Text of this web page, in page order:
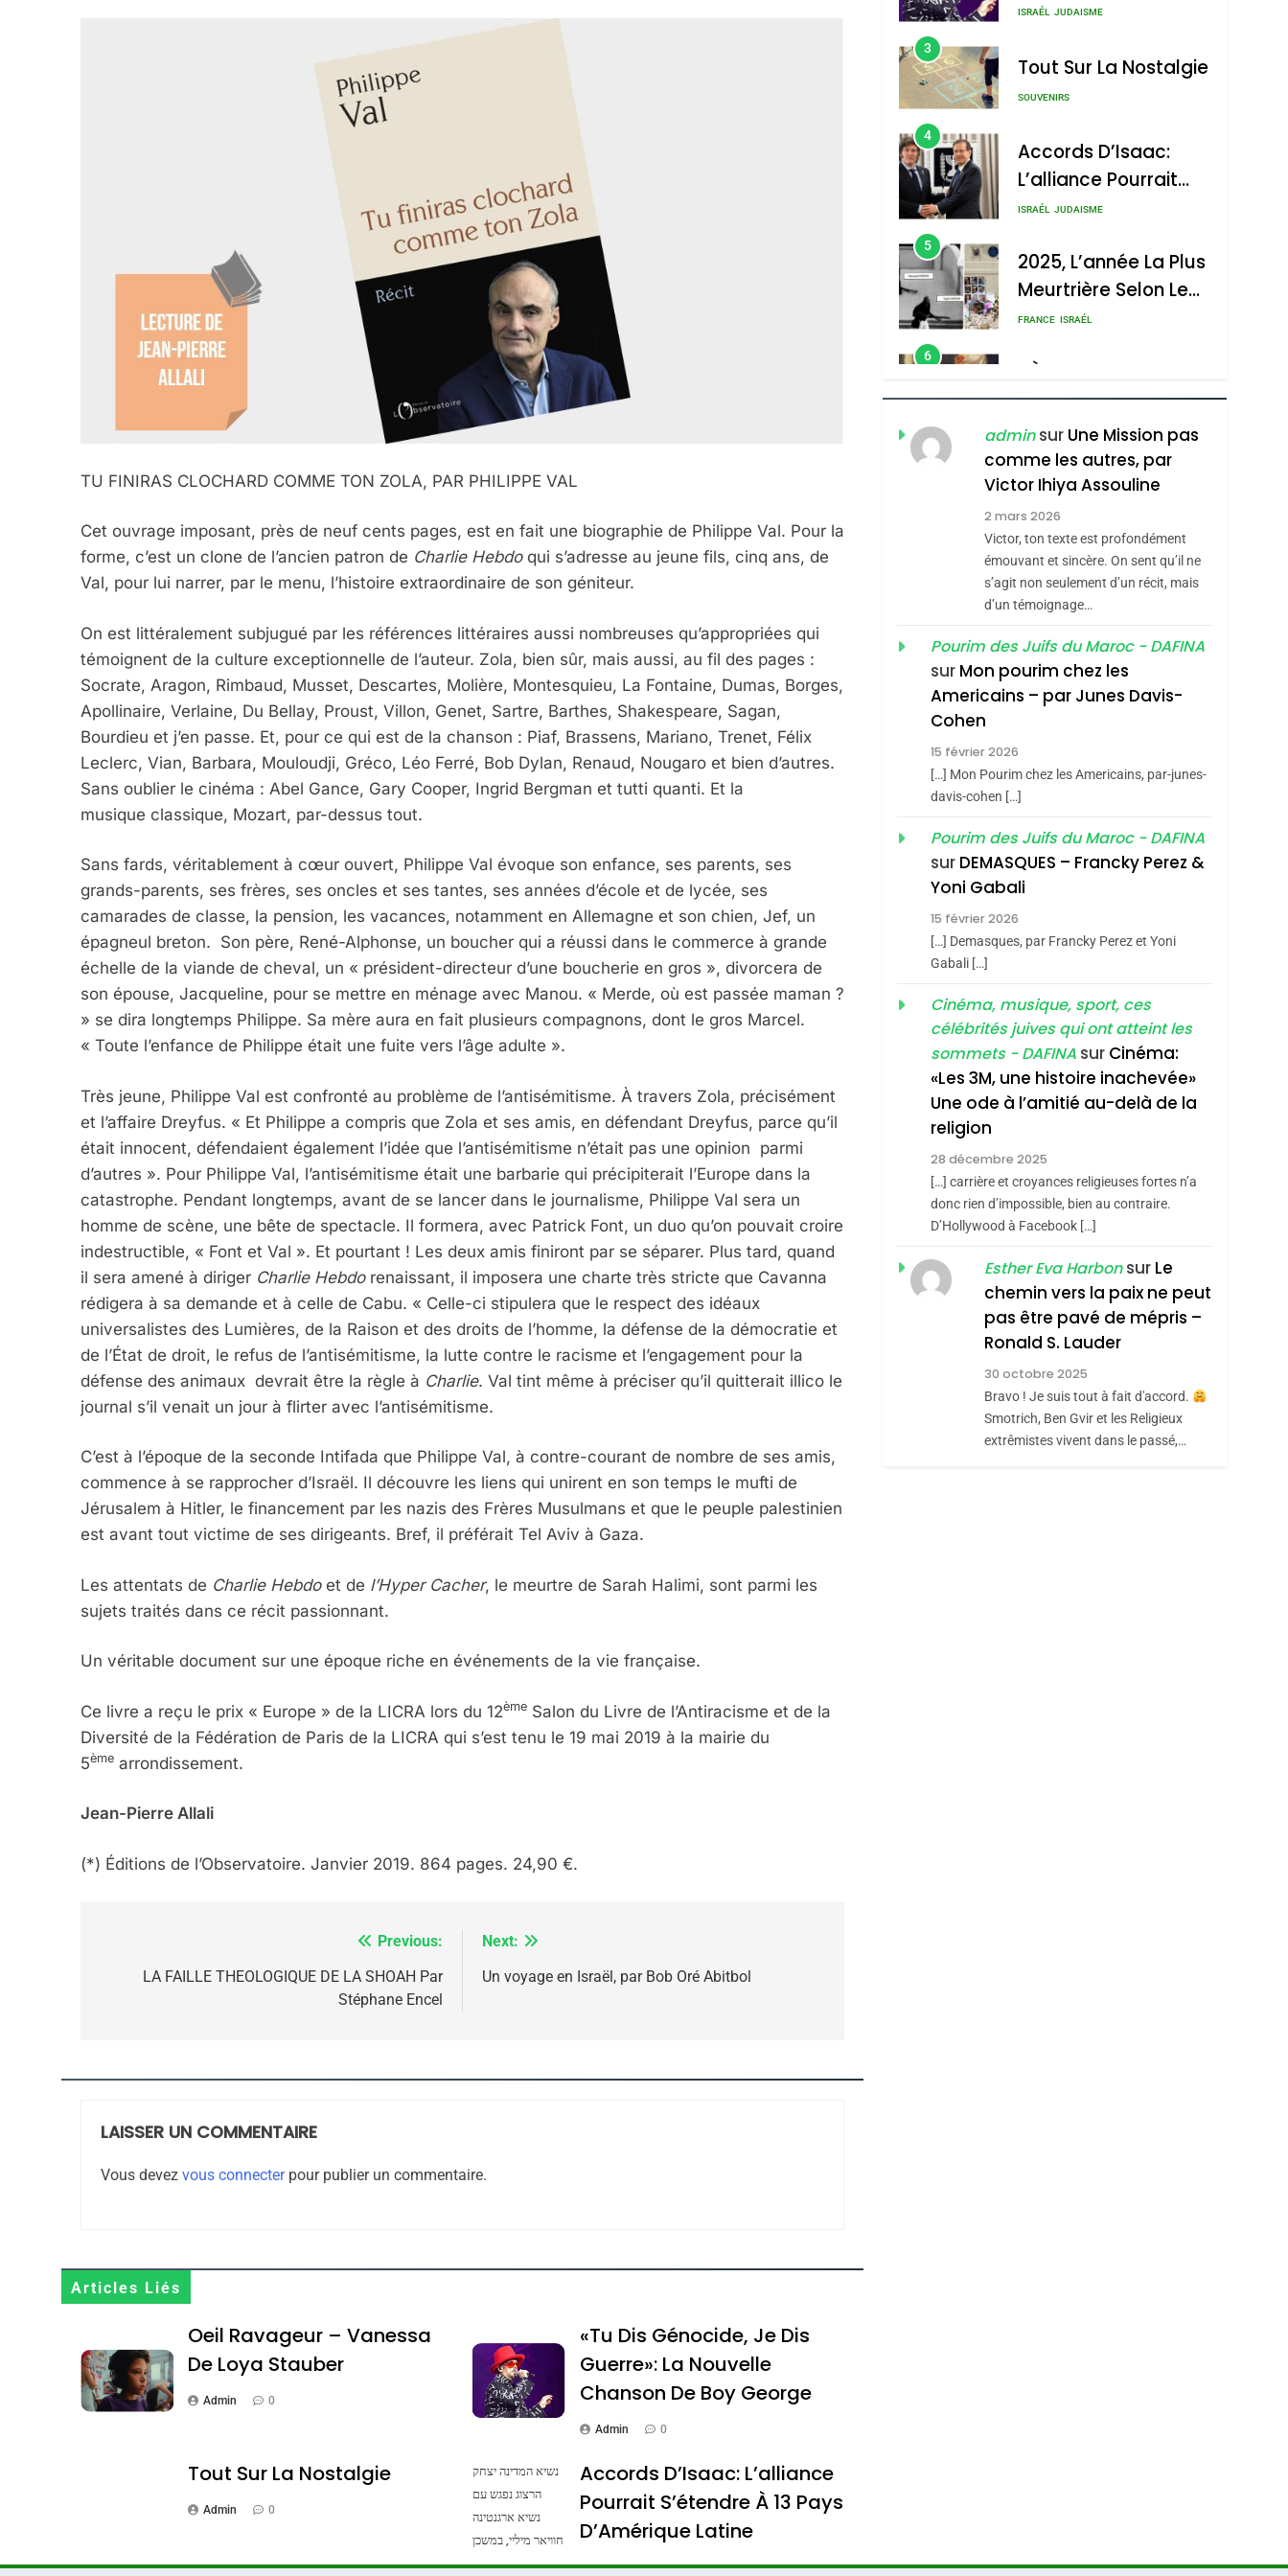
TU FINIRAS CLOCHARD COMME TON ZOLA, PAR PHILIPPE VAL
Cet ouvrage imposant, près de neuf cents pages, est en fait une biographie de Philippe Val. Pour la
forme, c’est un clone de l’ancien patron de Charlie Hebdoqui s’adresse au jeune fils, cinq ans, de
Val, pour lui narrer, par le menu, l’histoire extraordinaire de son géniteur.
On est littéralement subjugué par les références littéraires aussi nombreuses qu’appropriées qui
témoignent de la culture exceptionnelle de l’auteur. Zola, bien sûr, mais aussi, au fil des pages :
Socrate, Aragon, Rimbaud, Musset, Descartes, Molière, Montesquieu, La Fontaine, Dumas, Borges,
Apollinaire, Verlaine, Du Bellay, Proust, Villon, Genet, Sartre, Barthes, Shakespeare, Sagan,
Bourdieu et j’en passe. Et, pour ce qui est de la chanson : Piaf, Brassens, Mariano, Trenet, Félix
Leclerc, Vian, Barbara, Mouloudji, Gréco, Léo Ferré, Bob Dylan, Renaud, Nougaro et bien d’autres.
Sans oublier le cinéma : Abel Gance, Gary Cooper, Ingrid Bergman et tutti quanti. Et la
musique classique, Mozart, par-dessus tout.
Sans fards, véritablement à cœur ouvert, Philippe Val évoque son enfance, ses parents, ses
grands-parents, ses frères, ses oncles et ses tantes, ses années d’école et de lycée, ses
camarades de classe, la pension, les vacances, notamment en Allemagne et son chien, Jef, un
épagneul breton. Son père, René-Alphonse, un boucher qui a réussi dans le commerce à grande
échelle de la viande de cheval, un « président-directeur d’une boucherie en gros », divorcera de
son épouse, Jacqueline, pour se mettre en ménage avec Manou. « Merde, où est passée maman ?
» se dira longtemps Philippe. Sa mère aura en fait plusieurs compagnons, dont le gros Marcel.
« Toute l’enfance de Philippe était une fuite vers l’âge adulte ».
Très jeune, Philippe Val est confronté au problème de l’antisémitisme. À travers Zola, précisément
et l’affaire Dreyfus. « Et Philippe a compris que Zola et ses amis, en défendant Dreyfus, parce qu’il
était innocent, défendaient également l’idée que l’antisémitisme n’était pas une opinion parmi
d’autres ». Pour Philippe Val, l’antisémitisme était une barbarie qui précipiterait l’Europe dans la
catastrophe. Pendant longtemps, avant de se lancer dans le journalisme, Philippe Val sera un
homme de scène, une bête de spectacle. Il formera, avec Patrick Font, un duo qu’on pouvait croire
indestructible, « Font et Val ». Et pourtant ! Les deux amis finiront par se séparer. Plus tard, quand
il sera amené à diriger Charlie Hebdorenaissant, il imposera une charte très stricte que Cavanna
rédigera à sa demande et à celle de Cabu. « Celle-ci stipulera que le respect des idéaux
universalistes des Lumières, de la Raison et des droits de l’homme, la défense de la démocratie et
de l’État de droit, le refus de l’antisémitisme, la lutte contre le racisme et l’engagement pour la
défense des animaux devrait être la règle à Charlie. Val tint même à préciser qu’il quitterait illico le
journal s’il venait un jour à flirter avec l’antisémitisme.
C’est à l’époque de la seconde Intifada que Philippe Val, à contre-courant de nombre de ses amis,
commence à se rapprocher d’Israël. Il découvre les liens qui unirent en son temps le mufti de
Jérusalem à Hitler, le financement par les nazis des Frères Musulmans et que le peuple palestinien
est avant tout victime de ses dirigeants. Bref, il préférait Tel Aviv à Gaza.
Les attentats de Charlie Hebdoet de l’Hyper Cacher, le meurtre de Sarah Halimi, sont parmi les
sujets traités dans ce récit passionnant.
Un véritable document sur une époque riche en événements de la vie française.
Ce livre a reçu le prix « Europe » de la LICRA lors du 12ème Salon du Livre de l’Antiracisme et de la
Diversité de la Fédération de Paris de la LICRA qui s’est tenu le 19 mai 2019 à la mairie du
5ème arrondissement.
Jean-Pierre Allali
(*) Éditions de l’Observatoire. Janvier 2019. 864 pages. 24,90 €.
Previous:
LA FAILLE THEOLOGIQUE DE LA SHOAH Par
Stéphane Encel
Next:
Un voyage en Israël, par Bob Oré Abitbol
LAISSER UN COMMENTAIRE
Vous devez vous connecterpour publier un commentaire.
Articles Liés
Oeil Ravageur – Vanessa
De Loya Stauber
Admin 0
«Tu Dis Génocide, Je Dis
Guerre»: La Nouvelle
Chanson De Boy George
Admin 0
Tout Sur La Nostalgie
Admin 0
נשיא המדינה יצחק
הרצוג נפגש עם
נשיא ארגנטינה
חוויאר מיליי, במשכן
הנשיא בירושלים.
Accords D’Isaac: L’alliance
Pourrait S’étendre À 13 Pays
D’Amérique Latine
Admin 0
Nouvelle Chanson De
ISRAÉL JUDAISME
3
Tout Sur La Nostalgie
SOUVENIRS
4
Accords D’Isaac:
L’alliance Pourrait
S’étendre À 13 Pays
ISRAÉL JUDAISME
5
2025, L’année La Plus
Meurtrière Selon Le
Rapport D’ADL
FRANCE ISRAÉL
6
FIÈRE, DIGNE ET
RÉSILIENTE :
POURQUOI JE
REVENDIQUE MA
JUDAÏTE Par Thérèse
Zrihen-Dvir
ISRAÉL JUDAISME
CE QUI NOUS
MANQUE – Jacques
Hadida
JUDAISME
Maroc : Les Amandes
De Tafraout, Le Miel
De Tadla Azilal
Consacrés Produits
Du Terroir
DAFINA MAROC
Oeil Ravageur –
2
Dis Guerre»: La
Nouvelle Chanson De
Boy George
ISRAÉL JUDAISME
Accords D’Isaac:
L’alliance Pourrait
S’étendre À 13 Pays
D’Amérique Latine
ISRAÉL JUDAISME
5
Meurtrière Selon Le
Rapport D’ADL
Contre
L’antisémitisme
FRANCE ISRAÉL
FIÈRE, DIGNE ET
RÉSILIENTE :
POURQUOI JE
REVENDIQUE MA
JUDAÏTE Par Thérèse
Zrihen-Dvir
ISRAÉL JUDAISME
CE QUI NOUS
MANQUE – Jacques
Hadida
JUDAISME
Maroc : Les Amandes
adminsur Une Mission pas
comme les autres, par
Victor Ihiya Assouline
2 mars 2026
Victor, ton texte est profondément
émouvant et sincère. On sent qu’il ne
s’agit non seulement d’un récit, mais
d’un témoignage…
Pourim des Juifs du Maroc - DAFINA
sur Mon pourim chez les
Americains – par Junes Davis-
Cohen
15 février 2026
[…] Mon Pourim chez les Americains, par-junes-
davis-cohen […]
Pourim des Juifs du Maroc - DAFINA
sur DEMASQUES – Francky Perez &
Yoni Gabali
15 février 2026
[…] Demasques, par Francky Perez et Yoni
Gabali […]
Cinéma, musique, sport, ces
célébrités juives qui ont atteint les
sommets - DAFINA sur Cinéma:
«Les 3M, une histoire inachevée»
Une ode à l’amitié au-delà de la
religion
28 décembre 2025
[…] carrière et croyances religieuses fortes n’a
donc rien d’impossible, bien au contraire.
D’Hollywood à Facebook […]
Esther Eva Harbonsur Le
chemin vers la paix ne peut
pas être pavé de mépris –
Ronald S. Lauder
30 octobre 2025
Bravo ! Je suis tout à fait d'accord.
Smotrich, Ben Gvir et les Religieux
extrêmistes vivent dans le passé,…
5
2025, L’année La Plus Meurtrière Selon Le Rapport D’ADL Contre L’antisémitisme
FIÈRE, DIGNE ET RÉSILIENTE : POURQUOI JE REVENDIQUE MA JUDAÏTE Par Thérèse Zrihen-
Dvir
CE QUI NOUS MANQUE – Jacques Hadida
Terroir
Oeil Ravageur – Vanessa De Loya Stauber